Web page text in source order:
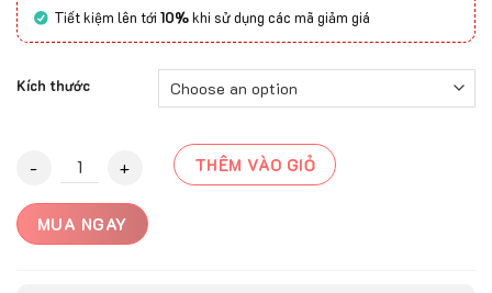
Tiết kiệm lên tới10%khi sử dụng các mã giảm giá
Kích thước
Thảm Mỹ Thuật BELLA-MNK3001A quantity
THÊM VÀO GIỎ
MUA NGAY